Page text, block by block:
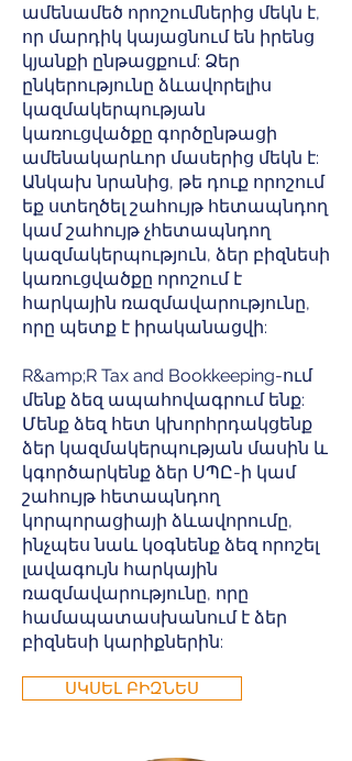
ամենամեծ որոշումներից մեկն է,
որ մարդիկ կայացնում են իրենց
կյանքի ընթացքում: Ձեր
ընկերությունը ձևավորելիս
կազմակերպության
կառուցվածքը գործընթացի
ամենակարևոր մասերից մեկն է:
Անկախ նրանից, թե դուք որոշում
եք ստեղծել շահույթ հետապնդող
կամ շահույթ չհետապնդող
կազմակերպություն, ձեր բիզնեսի
կառուցվածքը որոշում է
հարկային ռազմավարությունը,
որը պետք է իրականացվի:
R&amp;R Tax and Bookkeeping-ում
մենք ձեզ ապահովագրում ենք:
Մենք ձեզ հետ կխորհրդակցենք
ձեր կազմակերպության մասին և
կգործարկենք ձեր ՍՊԸ-ի կամ
շահույթ հետապնդող
կորպորացիայի ձևավորումը,
ինչպես նաև կօգնենք ձեզ որոշել
լավագույն հարկային
ռազմավարությունը, որը
համապատասխանում է ձեր
բիզնեսի կարիքներին:
ՍԿՍԵԼ ԲԻԶՆԵՍ